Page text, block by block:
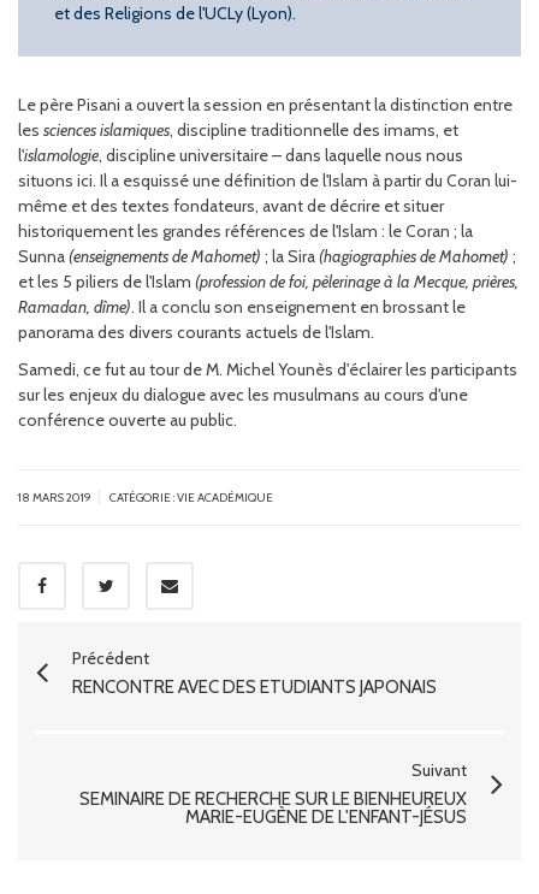
et des Religions de l'UCLy (Lyon).
Le père Pisani a ouvert la session en présentant la distinction entre
les sciences islamiques, discipline traditionnelle des imams, et
l'islamologie, discipline universitaire – dans laquelle nous nous
situons ici. Il a esquissé une définition de l'Islam à partir du Coran lui-
même et des textes fondateurs, avant de décrire et situer
historiquement les grandes références de l'Islam : le Coran ; la
Sunna(enseignements de Mahomet) ; la Sira(hagiographies de Mahomet) ;
et les 5 piliers de l'Islam (profession de foi, pèlerinage à la Mecque, prières,
Ramadan, dîme). Il a conclu son enseignement en brossant le
panorama des divers courants actuels de l'Islam.
Samedi, ce fut au tour de M. Michel Younès d'éclairer les participants
sur les enjeux du dialogue avec les musulmans au cours d'une
conférence ouverte au public.
18 MARS 2019 CATÉGORIE :VIE ACADÉMIQUE
Précédent
RENCONTRE AVEC DES ÉTUDIANTS JAPONAIS
Suivant
SÉMINAIRE DE RECHERCHE SUR LE BIENHEUREUX
MARIE-EUGÈNE DE L'ENFANT-JÉSUS